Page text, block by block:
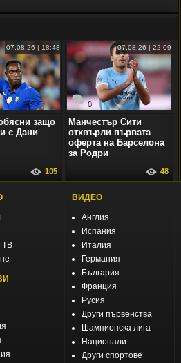
07.08.26 | 18:48
защо
с Дани
105
0
07.08.26 | 22:09
Манчестър Сити
отхвърли първата
оферта на Барселона
за Родри
48
ТВ
ВИДЕО
Англия
Испания
Италия
Германия
България
Франция
Русия
Други първенства
Шампионска лига
Национали
Други спортове